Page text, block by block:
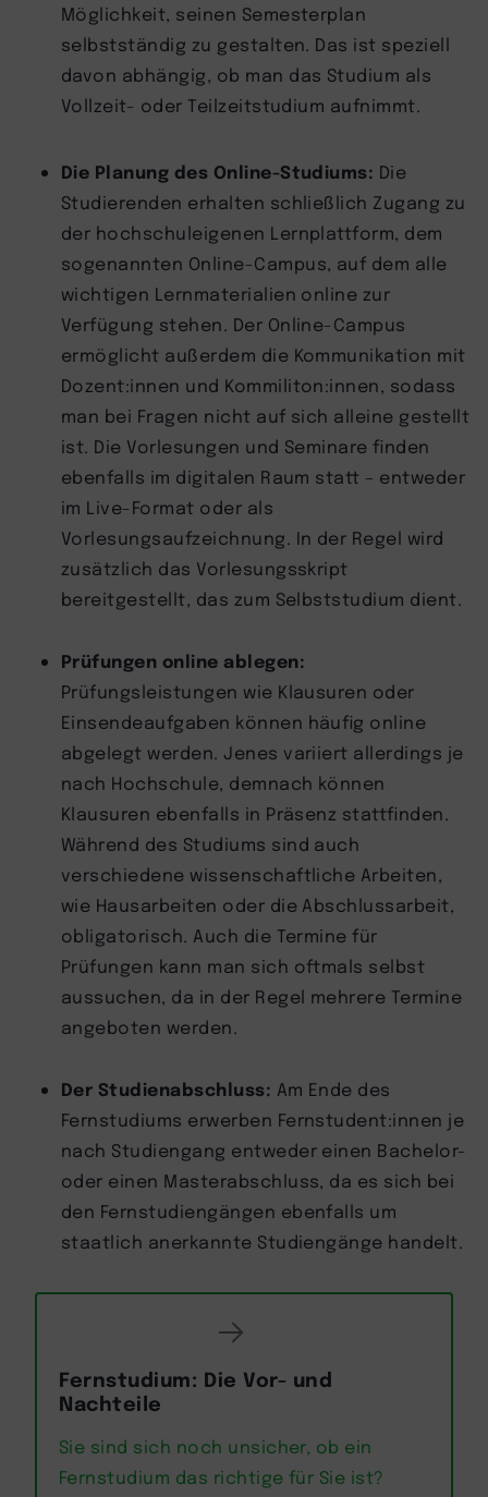
Möglichkeit, seinen Semesterplan
selbstständig zu gestalten. Das ist speziell
davon abhängig, ob man das Studium als
Vollzeit- oder Teilzeitstudium aufnimmt.
Die Planung des Online-Studiums: Die
Studierenden erhalten schließlich Zugang zu
der hochschuleigenen Lernplattform, dem
sogenannten Online-Campus, auf dem alle
wichtigen Lernmaterialien online zur
Verfügung stehen. Der Online-Campus
ermöglicht außerdem die Kommunikation mit
Dozent:innen und Kommiliton:innen, sodass
man bei Fragen nicht auf sich alleine gestellt
ist. Die Vorlesungen und Seminare finden
ebenfalls im digitalen Raum statt – entweder
im Live-Format oder als
Vorlesungsaufzeichnung. In der Regel wird
zusätzlich das Vorlesungsskript
bereitgestellt, das zum Selbststudium dient.
Prüfungen online ablegen:
Prüfungsleistungen wie Klausuren oder
Einsendeaufgaben können häufig online
abgelegt werden. Jenes variiert allerdings je
nach Hochschule, demnach können
Klausuren ebenfalls in Präsenz stattfinden.
Während des Studiums sind auch
verschiedene wissenschaftliche Arbeiten,
wie Hausarbeiten oder die Abschlussarbeit,
obligatorisch. Auch die Termine für
Prüfungen kann man sich oftmals selbst
aussuchen, da in der Regel mehrere Termine
angeboten werden.
Der Studienabschluss: Am Ende des
Fernstudiums erwerben Fernstudent:innen je
nach Studiengang entweder einen Bachelor-
oder einen Masterabschluss, da es sich bei
den Fernstudiengängen ebenfalls um
staatlich anerkannte Studiengänge handelt.
Fernstudium: Die Vor- und
Nachteile
Sie sind sich noch unsicher, ob ein
Fernstudium das richtige für Sie ist?